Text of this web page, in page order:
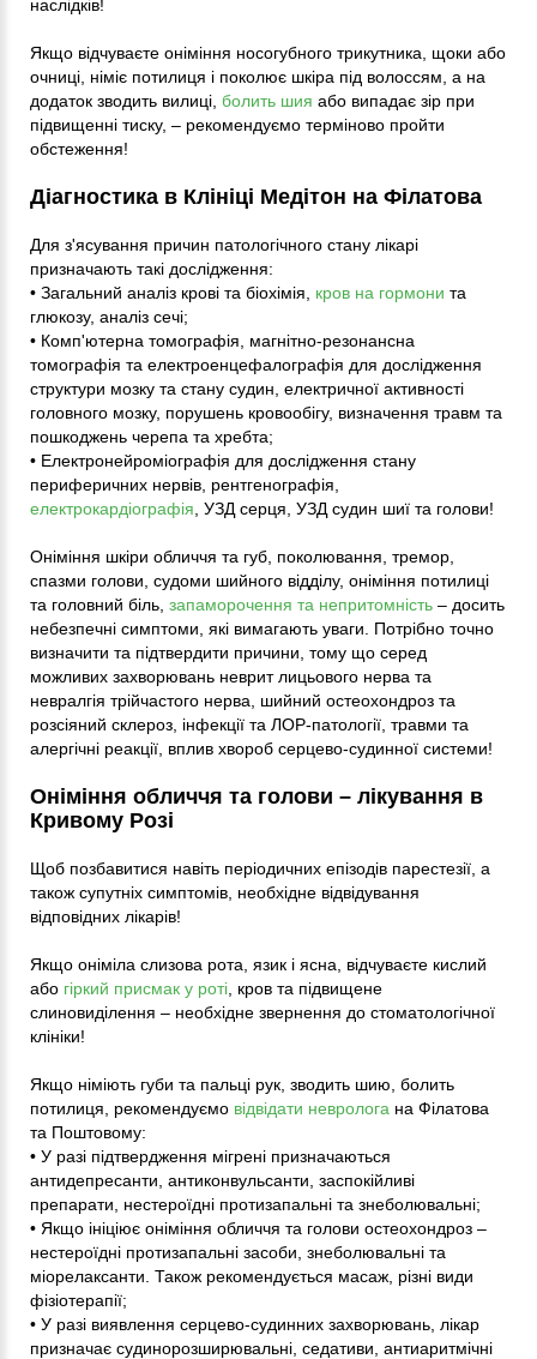
наслідків!
Якщо відчуваєте оніміння носогубного трикутника, щоки або
очниці, німіє потилиця і поколює шкіра під волоссям, а на
додаток зводить вилиці, болить шия або випадає зір при
підвищенні тиску, – рекомендуємо терміново пройти
обстеження!
Діагностика в Клініці Медітон на Філатова
Для з'ясування причин патологічного стану лікарі
призначають такі дослідження:
• Загальний аналіз крові та біохімія, кров на гормони та
глюкозу, аналіз сечі;
• Комп'ютерна томографія, магнітно-резонансна
томографія та електроенцефалографія для дослідження
структури мозку та стану судин, електричної активності
головного мозку, порушень кровообігу, визначення травм та
пошкоджень черепа та хребта;
• Електронейроміографія для дослідження стану
периферичних нервів, рентгенографія,
електрокардіографія , УЗД серця, УЗД судин шиї та голови!
Оніміння шкіри обличчя та губ, поколювання, тремор,
спазми голови, судоми шийного відділу, оніміння потилиці
та головний біль, запаморочення та непритомність – досить
небезпечні симптоми, які вимагають уваги. Потрібно точно
визначити та підтвердити причини, тому що серед
можливих захворювань неврит лицьового нерва та
невралгія трійчастого нерва, шийний остеохондроз та
розсіяний склероз, інфекції та ЛОР-патології, травми та
алергічні реакції, вплив хвороб серцево-судинної системи!
Оніміння обличчя та голови – лікування в
Кривому Розі
Щоб позбавитися навіть періодичних епізодів парестезії, а
також супутніх симптомів, необхідне відвідування
відповідних лікарів!
Якщо оніміла слизова рота, язик і ясна, відчуваєте кислий
або гіркий присмак у роті , кров та підвищене
слиновиділення – необхідне звернення до стоматологічної
клініки!
Якщо німіють губи та пальці рук, зводить шию, болить
потилиця, рекомендуємо відвідати невролога на Філатова
та Поштовому:
• У разі підтвердження мігрені призначаються
антидепресанти, антиконвульсанти, заспокійливі
препарати, нестероїдні протизапальні та знеболювальні;
• Якщо ініціює оніміння обличчя та голови остеохондроз –
нестероїдні протизапальні засоби, знеболювальні та
міорелаксанти. Також рекомендується масаж, різні види
фізіотерапії;
• У разі виявлення серцево-судинних захворювань, лікар
призначає судинорозширювальні, седативи, антиаритмічні